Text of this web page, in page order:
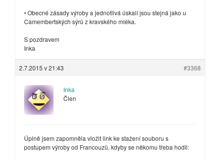
• Obecné zásady výroby a jednotlivá úskalí jsou stejná jako u
Camembertských sýrů z kravského mléka.
S pozdravem
Inka
2.7.2015 v 21:43 #3368
Inka
Člen
Úplně jsem zapomněla vložit link ke stažení souboru s
postupem výroby od Francouzů, kdyby se někomu třeba hodil: